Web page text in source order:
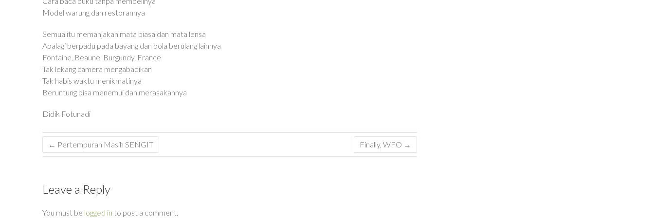
Model warung dan restorannya
Semua itu memanjakan mata biasa dan mata lensa
Apalagi berpadu pada bayang dan pola berulang lainnya
Fontaine, Beaune, Burgundy, France
Tak lekang camera mengabadikan
Tak habis waktu menikmatinya
Beruntung bisa menemui dan merasakannya
Didik Fotunadi
← Pertempuran Masih SENGIT Finally, WFO →
Leave a Reply
You must be logged in to post a comment.